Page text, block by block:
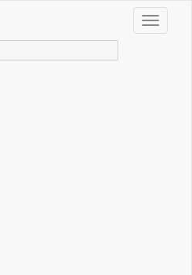
Toggle